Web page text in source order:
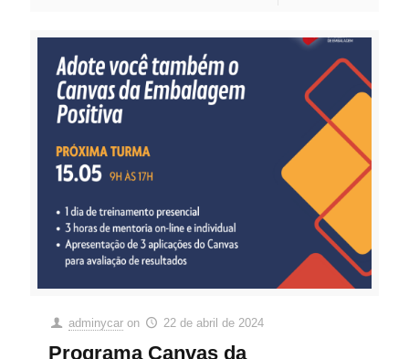
adminycar on 22 de abril de 2024
Programa Canvas da